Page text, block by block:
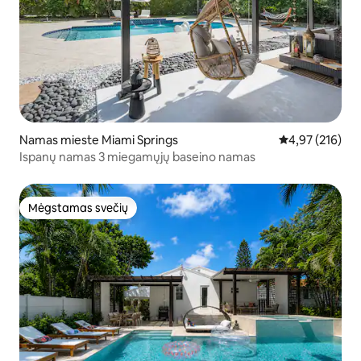
Namas mieste Miami Springs Vidutinis
4,97 (216)
Ispanų namas 3 miegamųjų baseino namas
Mėgstamas svečių
Mėgstamas svečių